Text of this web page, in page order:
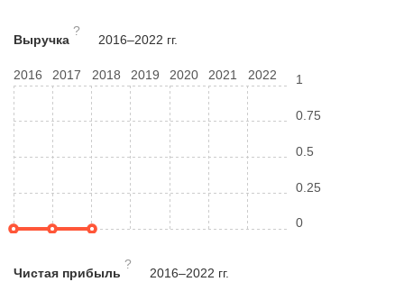
Выручка
?
2016–2022 гг.
2016 2017 2018 2019 2020 2021 2022
0
0.25
0.5
0.75
1
Чистая прибыль
?
2016–2022 гг.